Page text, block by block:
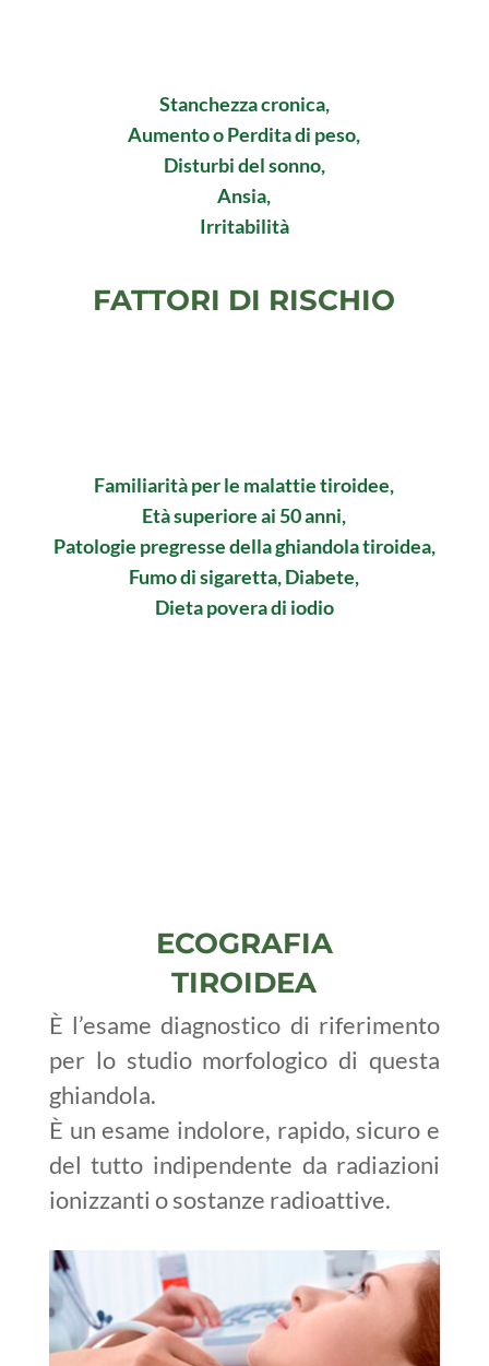
Stanchezza cronica,
Aumento o Perdita di peso,
Disturbi del sonno,
Ansia,
Irritabilità
FATTORI DI RISCHIO
Familiarità per le malattie tiroidee,
Età superiore ai 50 anni,
Patologie pregresse della ghiandola tiroidea,
Fumo di sigaretta, Diabete,
Dieta povera di iodio
ECOGRAFIA
TIROIDEA
È l’esame diagnostico di riferimento
per lo studio morfologico di questa
ghiandola.
È un esame indolore, rapido, sicuro e
del tutto indipendente da radiazioni
ionizzanti o sostanze radioattive.